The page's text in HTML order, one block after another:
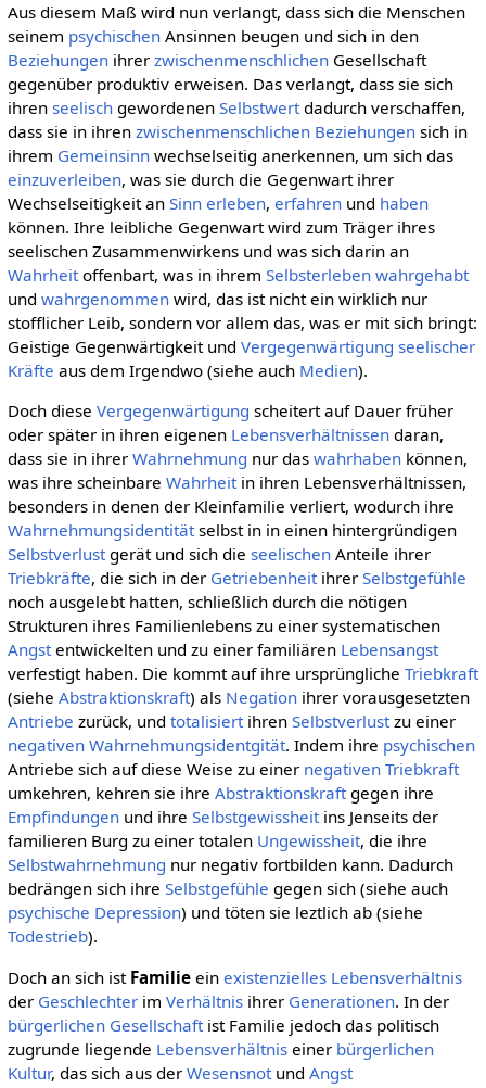
Aus diesem Maß wird nun verlangt, dass sich die Menschen
seinem psychischenAnsinnen beugen und sich in den
Beziehungenihrer zwischenmenschlichenGesellschaft
gegenüber produktiv erweisen. Das verlangt, dass sie sich
ihren seelischgewordenen Selbstwertdadurch verschaffen,
dass sie in ihren zwischenmenschlichen Beziehungensich in
ihrem Gemeinsinnwechselseitig anerkennen, um sich das
einzuverleiben, was sie durch die Gegenwart ihrer
Wechselseitigkeit an Sinn erleben, erfahrenund haben
können. Ihre leibliche Gegenwart wird zum Träger ihres
seelischen Zusammenwirkens und was sich darin an
Wahrheitoffenbart, was in ihrem Selbsterleben wahrgehabt
und wahrgenommenwird, das ist nicht ein wirklich nur
stofflicher Leib, sondern vor allem das, was er mit sich bringt:
Geistige Gegenwärtigkeit und Vergegenwärtigung seelischer
Kräfte aus dem Irgendwo (siehe auch Medien).
Doch diese Vergegenwärtigung scheitert auf Dauer früher
oder später in ihren eigenen Lebensverhältnissendaran,
dass sie in ihrer Wahrnehmung nur das wahrhabenkönnen,
was ihre scheinbare Wahrheitin ihren Lebensverhältnissen,
besonders in denen der Kleinfamilie verliert, wodurch ihre
Wahrnehmungsidentitätselbst in in einen hintergründigen
Selbstverlustgerät und sich die seelischenAnteile ihrer
Triebkräfte, die sich in der Getriebenheitihrer Selbstgefühle
noch ausgelebt hatten, schließlich durch die nötigen
Strukturen ihres Familienlebens zu einer systematischen
Angstentwickelten und zu einer familiären Lebensangst
verfestigt haben. Die kommt auf ihre ursprüngliche Triebkraft
(siehe Abstraktionskraft) als Negationihrer vorausgesetzten
Antriebe zurück, und totalisiertihren Selbstverlustzu einer
negativen Wahrnehmungsidentgität. Indem ihre psychischen
Antriebe sich auf diese Weise zu einer negativen Triebkraft
umkehren, kehren sie ihre Abstraktionskraftgegen ihre
Empfindungenund ihre Selbstgewissheitins Jenseits der
familieren Burg zu einer totalen Ungewissheit, die ihre
Selbstwahrnehmung nur negativ fortbilden kann. Dadurch
bedrängen sich ihre Selbstgefühle gegen sich (siehe auch
psychische Depression) und töten sie leztlich ab (siehe
Todestrieb).
Doch an sich ist Familieein existenzielles Lebensverhältnis
der Geschlechterim Verhältnisihrer Generationen. In der
bürgerlichen Gesellschaftist Familie jedoch das politisch
zugrunde liegende Lebensverhältniseiner bürgerlichen
Kultur, das sich aus der Wesensnotund Angst